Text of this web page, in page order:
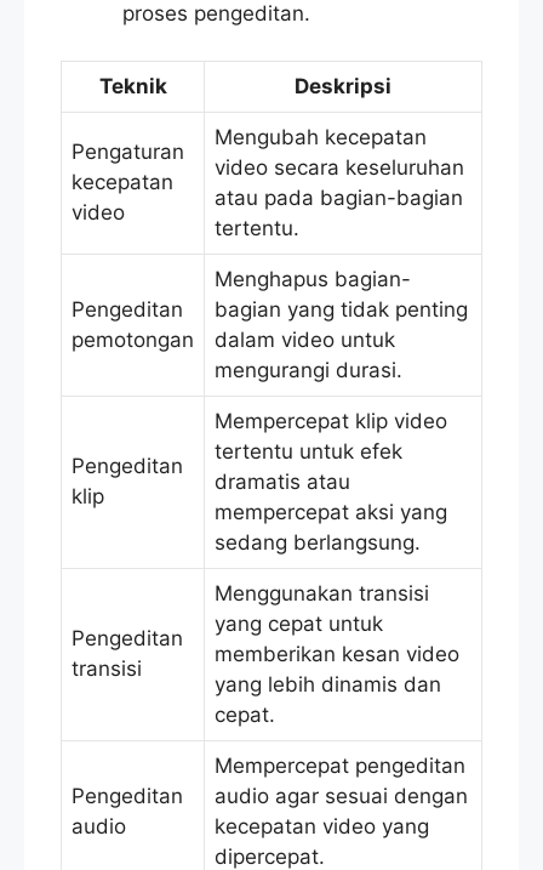
proses pengeditan.
Teknik Deskripsi
Pengaturan
kecepatan
video
Mengubah kecepatan
video secara keseluruhan
atau pada bagian-bagian
tertentu.
Pengeditan
pemotongan
Menghapus bagian-
bagian yang tidak penting
dalam video untuk
mengurangi durasi.
Pengeditan
klip
Mempercepat klip video
tertentu untuk efek
dramatis atau
mempercepat aksi yang
sedang berlangsung.
Pengeditan
transisi
Menggunakan transisi
yang cepat untuk
memberikan kesan video
yang lebih dinamis dan
cepat.
Pengeditan
audio
Mempercepat pengeditan
audio agar sesuai dengan
kecepatan video yang
dipercepat.